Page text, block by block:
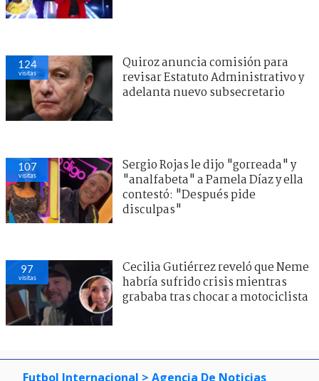
124
visitas
Quiroz anuncia comisión para
revisar Estatuto Administrativo y
adelanta nuevo subsecretario
107
visitas
Sergio Rojas le dijo "gorreada" y
"analfabeta" a Pamela Díaz y ella
contestó: "Después pide
disculpas"
97
visitas
Cecilia Gutiérrez reveló que Neme
habría sufrido crisis mientras
grababa tras chocar a motociclista
Futbol Internacional > Agencia De Noticias